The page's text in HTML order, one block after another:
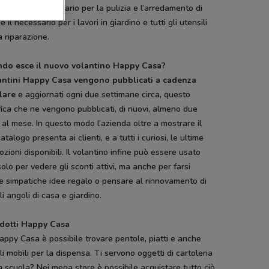
tutto il necessario per la pulizia e l’arredamento di
il necessario per i lavori in giardino e tutti gli utensili
riparazione.
esce il nuovo volantino Happy Casa?
Happy Casa vengono pubblicati a cadenza
e aggiornati ogni due settimane circa, questo
che ne vengono pubblicati, di nuovi, almeno due
mese. In questo modo l’azienda oltre a mostrare il
presenta ai clienti, e a tutti i curiosi, le ultime
disponibili. Il volantino infine può essere usato
per vedere gli sconti attivi, ma anche per farsi
simpatiche idee regalo o pensare al rinnovamento di
angoli di casa e giardino.
Happy Casa
Casa è possibile trovare pentole, piatti e anche
mobili per la dispensa. Ti servono oggetti di cartoleria